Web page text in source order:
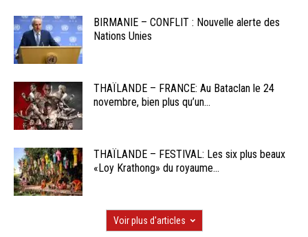
BIRMANIE – CONFLIT : Nouvelle alerte des
Nations Unies
THAÏLANDE – FRANCE: Au Bataclan le 24
novembre, bien plus qu’un...
THAÏLANDE – FESTIVAL: Les six plus beaux
«Loy Krathong» du royaume...
Voir plus d'articles